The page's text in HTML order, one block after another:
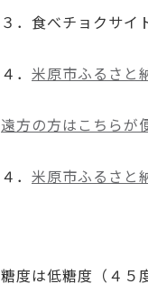
３．食べチョクサイ
４． 米原市ふるさと
遠方の方はこちらが
４． 米原市ふるさと
糖度は低糖度（４５